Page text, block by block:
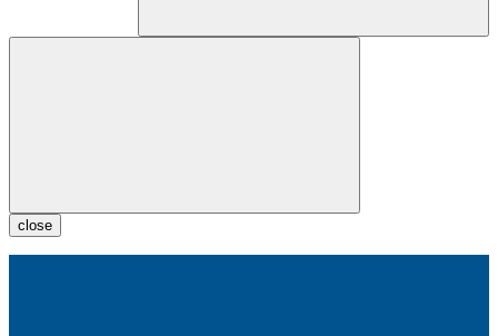
close